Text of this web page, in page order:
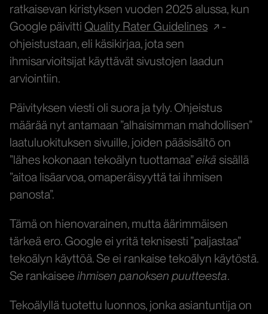
ratkaisevan kiristyksen vuoden 2025 alussa, kun
Google päivitti Quality Rater Guidelines
-
ohjeistustaan, eli käsikirjaa, jota sen
ihmisarvioitsijat käyttävät sivustojen laadun
arviointiin.
Päivityksen viesti oli suora ja tyly. Ohjeistus
määrää nyt antamaan ”alhaisimman mahdollisen”
laatuluokituksen sivuille, joiden pääsisältö on
”lähes kokonaan tekoälyn tuottamaa”eikä sisällä
”aitoa lisäarvoa, omaperäisyyttä tai ihmisen
panosta”.
Tämä on hienovarainen, mutta äärimmäisen
tärkeä ero. Google ei yritä teknisesti ”paljastaa”
tekoälyn käyttöä. Se ei rankaise tekoälyn käytöstä.
Se rankaisee ihmisen panoksen puutteesta.
Tekoälyllä tuotettu luonnos, jonka asiantuntija on